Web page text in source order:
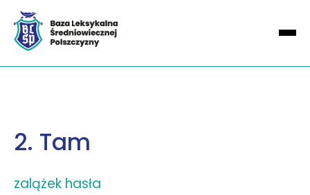
2. Tam
zalążek hasła